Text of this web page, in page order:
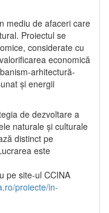
mediu de afaceri care
Proiectul se
considerate cu
economică
arhitectură-
și energii
de dezvoltare a
naturale și culturale
distinct pe
este
pe site-ul CCINA
proiecte/in-